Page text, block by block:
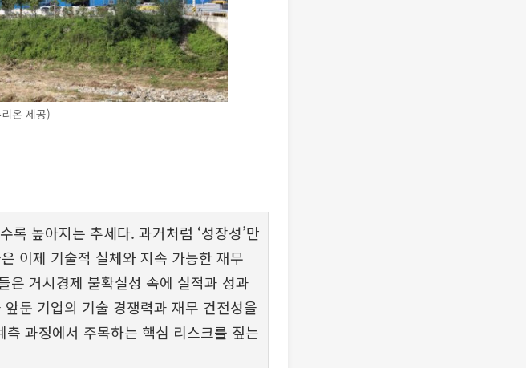
온 제공)
높아지는 추세다. 과거처럼 ‘성장성’만
이제 기술적 실체와 지속 가능한 재무
은 거시경제 불확실성 속에 실적과 성과
둔 기업의 기술 경쟁력과 재무 건전성을
과정에서 주목하는 핵심 리스크를 짚는